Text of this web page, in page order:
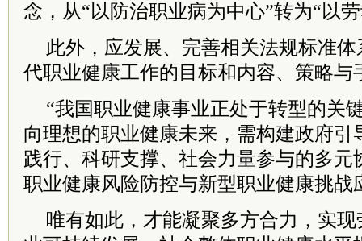
念，从“以防治职业病为中心”转为“以
此外，应发展、完善相关法规标准
代职业健康工作的目标和内容、策略与
“我国职业健康事业正处于转型的关
向理想的职业健康未来，需构建政府引
践行、科研支撑、社会力量参与的多元
职业健康风险防控与新型职业健康挑战
唯有如此，才能凝聚多方合力，实